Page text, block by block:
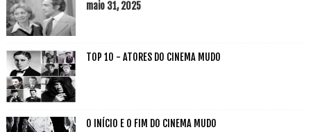
maio 31, 2025
TOP 10 - ATORES DO CINEMA MUDO
O INÍCIO E O FIM DO CINEMA MUDO